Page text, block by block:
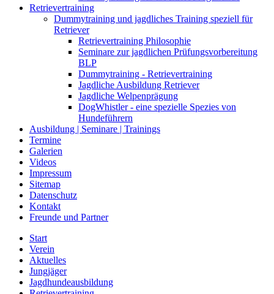
Retrievertraining
Dummytraining und jagdliches Training speziell für
Retriever
Retrievertraining Philosophie
Seminare zur jagdlichen Prüfungsvorbereitung
BLP
Dummytraining - Retrievertraining
Jagdliche Ausbildung Retriever
Jagdliche Welpenprägung
DogWhistler - eine spezielle Spezies von
Hundeführern
Ausbildung | Seminare | Trainings
Termine
Galerien
Videos
Impressum
Sitemap
Datenschutz
Kontakt
Freunde und Partner
Start
Verein
Aktuelles
Jungjäger
Jagdhundeausbildung